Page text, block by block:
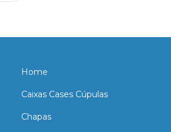
Home
Caixas Cases Cúpulas
Chapas